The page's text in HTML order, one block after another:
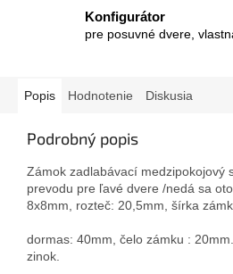
Konfigurátor
pre posuvné dvere,
Popis Hodnotenie Diskusia
Podrobný popis
Zámok zadlabávací medzipokojový
prevodu pre ľavé dvere /nedá sa
8x8mm, rozteč: 20,5mm, šírka
dormas: 40mm, čelo zámku :
zinok.